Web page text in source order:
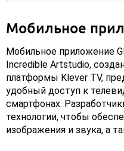
Мобильное
Мобильное приложение
Incredible Artstudio,
платформы Klever TV,
удобный доступ к
смартфонах.
технологии, чтобы
изображения и звука, а